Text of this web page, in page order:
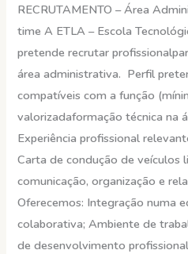
RECRUTAMENTO – Área
time A ETLA – Escola
pretende recrutar
área administrativa. Perfil
compatíveis com a função
valorizadaformação técnica na
Experiência profissional
Carta de condução de veículos
comunicação, organização e
Oferecemos: Integração numa
colaborativa; Ambiente de
de desenvolvimento